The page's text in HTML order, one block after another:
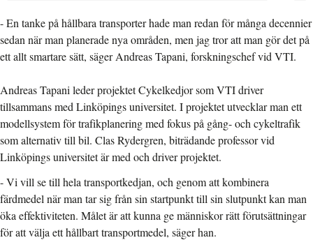
- En tanke på hållbara transporter hade man redan för många decennier
sedan när man planerade nya områden, men jag tror att man gör det på
ett allt smartare sätt, säger Andreas Tapani, forskningschef vid VTI.
Andreas Tapani leder projektet Cykelkedjor som VTI driver
tillsammans med Linköpings universitet. I projektet utvecklar man ett
modellsystem för trafikplanering med fokus på gång- och cykeltrafik
som alternativ till bil. Clas Rydergren, biträdande professor vid
Linköpings universitet är med och driver projektet.
- Vi vill se till hela transportkedjan, och genom att kombinera
färdmedel när man tar sig från sin startpunkt till sin slutpunkt kan man
öka effektiviteten. Målet är att kunna ge människor rätt förutsättningar
för att välja ett hållbart transportmedel, säger han.